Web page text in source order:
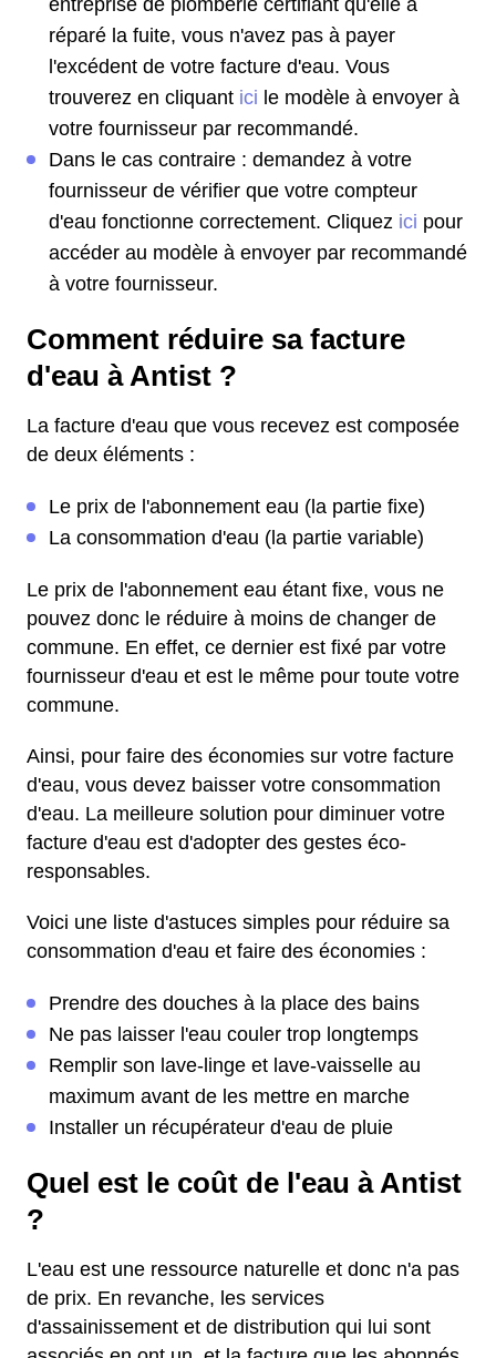
entreprise de plomberie certifiant qu'elle a
réparé la fuite, vous n'avez pas à payer
l'excédent de votre facture d'eau. Vous
trouverez en cliquant ici le modèle à envoyer à
votre fournisseur par recommandé.
Dans le cas contraire : demandez à votre
fournisseur de vérifier que votre compteur
d'eau fonctionne correctement. Cliquez ici pour
accéder au modèle à envoyer par recommandé
à votre fournisseur.
Comment réduire sa facture
d'eau à Antist ?
La facture d'eau que vous recevez est composée
de deux éléments :
Le prix de l'abonnement eau (la partie fixe)
La consommation d'eau (la partie variable)
Le prix de l'abonnement eau étant fixe, vous ne
pouvez donc le réduire à moins de changer de
commune. En effet, ce dernier est fixé par votre
fournisseur d'eau et est le même pour toute votre
commune.
Ainsi, pour faire des économies sur votre facture
d'eau, vous devez baisser votre consommation
d'eau. La meilleure solution pour diminuer votre
facture d'eau est d'adopter des gestes éco-
responsables.
Voici une liste d'astuces simples pour réduire sa
consommation d'eau et faire des économies :
Prendre des douches à la place des bains
Ne pas laisser l'eau couler trop longtemps
Remplir son lave-linge et lave-vaisselle au
maximum avant de les mettre en marche
Installer un récupérateur d'eau de pluie
Quel est le coût de l'eau à Antist
?
L'eau est une ressource naturelle et donc n'a pas
de prix. En revanche, les services
d'assainissement et de distribution qui lui sont